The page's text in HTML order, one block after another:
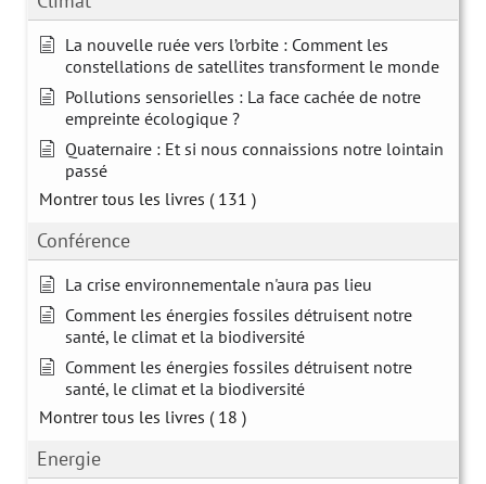
La nouvelle ruée vers l’orbite : Comment les
constellations de satellites transforment le monde
Pollutions sensorielles : La face cachée de notre
empreinte écologique ?
Quaternaire : Et si nous connaissions notre lointain
passé
Montrer tous les livres ( 131 )
Conférence
La crise environnementale n'aura pas lieu
Comment les énergies fossiles détruisent notre
santé, le climat et la biodiversité
Comment les énergies fossiles détruisent notre
santé, le climat et la biodiversité
Montrer tous les livres ( 18 )
Energie